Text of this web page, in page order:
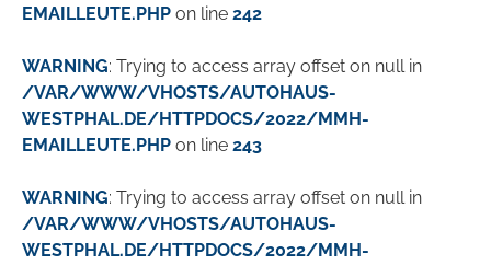
EMAILLEUTE.PHP on line 242
WARNING: Trying to access array offset on null in
/VAR/WWW/VHOSTS/AUTOHAUS-
WESTPHAL.DE/HTTPDOCS/2022/MMH-
EMAILLEUTE.PHP on line 243
WARNING: Trying to access array offset on null in
/VAR/WWW/VHOSTS/AUTOHAUS-
WESTPHAL.DE/HTTPDOCS/2022/MMH-